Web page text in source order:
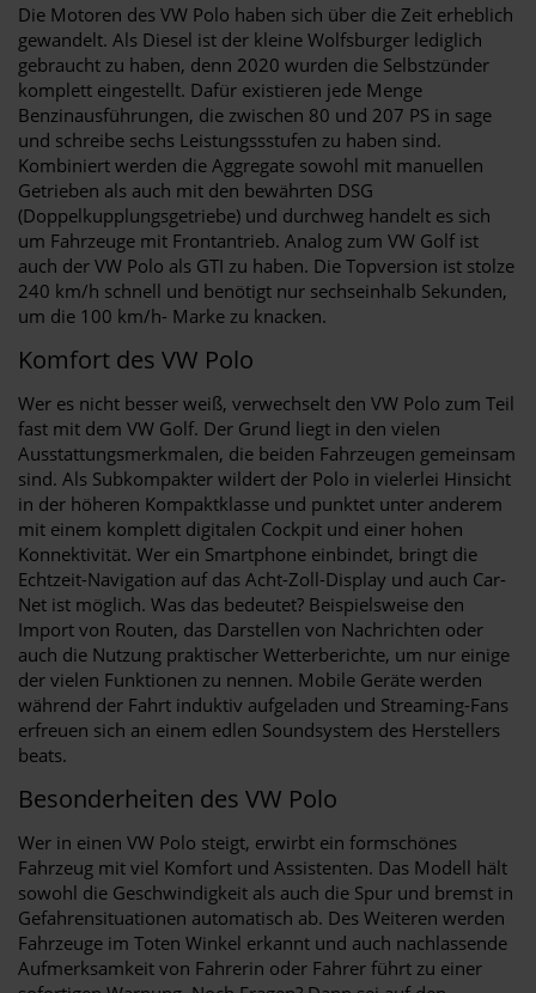
Die Motoren des VW Polo haben sich über die Zeit erheblich
gewandelt. Als Diesel ist der kleine Wolfsburger lediglich
gebraucht zu haben, denn 2020 wurden die Selbstzünder
komplett eingestellt. Dafür existieren jede Menge
Benzinausführungen, die zwischen 80 und 207 PS in sage
und schreibe sechs Leistungssstufen zu haben sind.
Kombiniert werden die Aggregate sowohl mit manuellen
Getrieben als auch mit den bewährten DSG
(Doppelkupplungsgetriebe) und durchweg handelt es sich
um Fahrzeuge mit Frontantrieb. Analog zum VW Golf ist
auch der VW Polo als GTI zu haben. Die Topversion ist stolze
240 km/h schnell und benötigt nur sechseinhalb Sekunden,
um die 100 km/h- Marke zu knacken.
Komfort des VW Polo
Wer es nicht besser weiß, verwechselt den VW Polo zum Teil
fast mit dem VW Golf. Der Grund liegt in den vielen
Ausstattungsmerkmalen, die beiden Fahrzeugen gemeinsam
sind. Als Subkompakter wildert der Polo in vielerlei Hinsicht
in der höheren Kompaktklasse und punktet unter anderem
mit einem komplett digitalen Cockpit und einer hohen
Konnektivität. Wer ein Smartphone einbindet, bringt die
Echtzeit-Navigation auf das Acht-Zoll-Display und auch Car-
Net ist möglich. Was das bedeutet? Beispielsweise den
Import von Routen, das Darstellen von Nachrichten oder
auch die Nutzung praktischer Wetterberichte, um nur einige
der vielen Funktionen zu nennen. Mobile Geräte werden
während der Fahrt induktiv aufgeladen und Streaming-Fans
erfreuen sich an einem edlen Soundsystem des Herstellers
beats.
Besonderheiten des VW Polo
Wer in einen VW Polo steigt, erwirbt ein formschönes
Fahrzeug mit viel Komfort und Assistenten. Das Modell hält
sowohl die Geschwindigkeit als auch die Spur und bremst in
Gefahrensituationen automatisch ab. Des Weiteren werden
Fahrzeuge im Toten Winkel erkannt und auch nachlassende
Aufmerksamkeit von Fahrerin oder Fahrer führt zu einer